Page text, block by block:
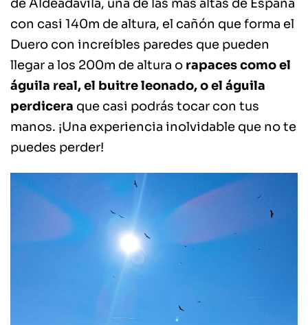
de Aldeadávila, una de las más altas de España
con casi 140m de altura, el cañón que forma el
Duero con increíbles paredes que pueden
llegar a los 200m de altura o rapaces como el
águila real, el buitre leonado, o el águila
perdicera que casi podrás tocar con tus
manos. ¡Una experiencia inolvidable que no te
puedes perder!